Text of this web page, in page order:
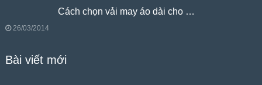
Cách chọn vải may áo dài cho …
26/03/2014
Bài viết mới